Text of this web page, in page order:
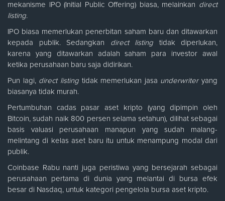
mekanisme IPO (Initial Public Offering) biasa, melainkan direct
listing.
IPO biasa memerlukan penerbitan saham baru dan ditawarkan
kepada publik. Sedangkan direct listing tidak diperlukan,
karena yang ditawarkan adalah saham para investor awal
ketika perusahaan baru saja didirikan.
Pun lagi, direct listingtidak memerlukan jasa underwriteryang
biasanya tidak murah.
Pertumbuhan cadas pasar aset kripto (yang dipimpin oleh
Bitcoin, sudah naik 800 persen selama setahun), dilihat sebagai
basis valuasi perusahaan manapun yang sudah malang-
melintang di kelas aset baru itu untuk menampung modal dari
publik.
Coinbase Rabu nanti juga peristiwa yang bersejarah sebagai
perusahaan pertama di dunia yang melantai di bursa efek
besar di Nasdaq, untuk kategori pengelola bursa aset kripto.